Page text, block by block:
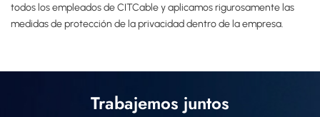
todos los empleados de CITCable y aplicamos rigurosamente las
medidas de protección de la privacidad dentro de la empresa.
Trabajemos juntos